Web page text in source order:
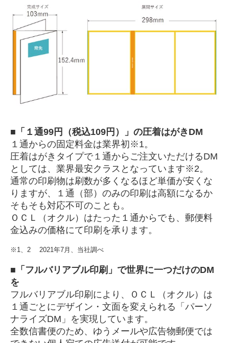
■「１通99円（税込109円）」の圧着はがきDM
１通からの固定料金は業界初※1。
圧着はがきタイプで１通からご注文いただけるDM
としては、業界最安クラスとなっています※2。
通常の印刷物は刷数が多くなるほど単価が安くな
りますが、１通（部）のみの印刷は高額になるか
そもそも対応不可のことも。
ＯＣＬ（オクル）はたった１通からでも、郵便料
金込みの価格にて印刷を承ります。
※1、2 2021年7月、当社調べ
■「フルバリアブル印刷」で世界に一つだけのDM
を
フルバリアブル印刷により、ＯＣＬ（オクル）は
１通ごとにデザイン・文面を変えられる「パーソ
ナライズDM」を実現しています。
全数信書便のため、ゆうメールや広告物郵便では